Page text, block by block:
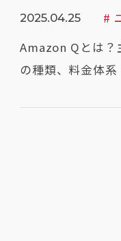
2025.04.25
#
Amazon Qとは？
の種類、料金体系